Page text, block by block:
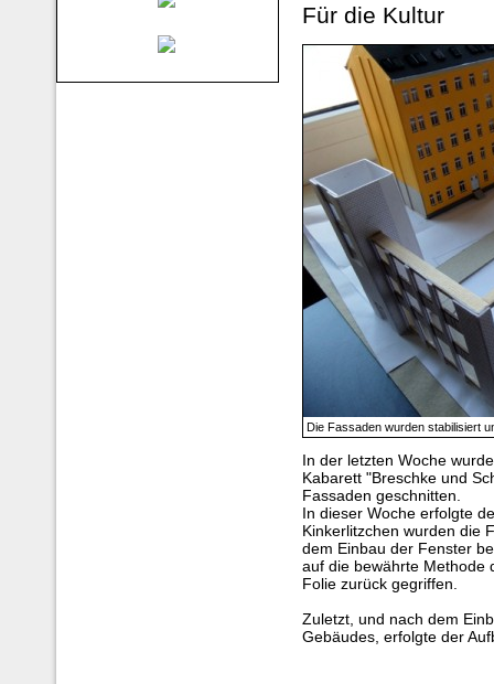
Für die Kultur
Die Fassaden wurden stabilisiert
In der letzten Woche
Kabarett "Breschke und
Fassaden geschnitten.
In dieser Woche erfolgte
Kinkerlitzchen wurden die
dem Einbau der Fenster
auf die bewährte Methode
Folie zurück gegriffen.
Zuletzt, und nach dem
Gebäudes, erfolgte der